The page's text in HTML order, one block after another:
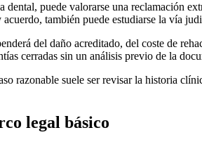
dental, puede valorarse una reclamación
también puede estudiarse la vía
del daño acreditado, del coste de
cerradas sin un análisis previo de la
razonable suele ser revisar la historia
legal básico